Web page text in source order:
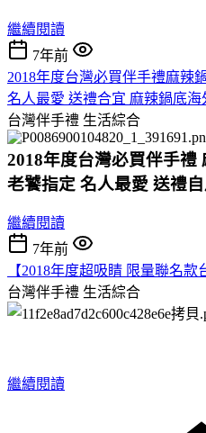
繼續閱讀
7年前
2018年度台灣必買伴手禮麻辣
名人最愛 送禮合宜 麻辣鍋底海
台灣伴手禮 生活綜合
2018年度台灣必買伴手禮
老饕指定 名人最愛 送禮
繼續閱讀
7年前
【2018年度超吸睛 限量聯名款
台灣伴手禮 生活綜合
繼續閱讀